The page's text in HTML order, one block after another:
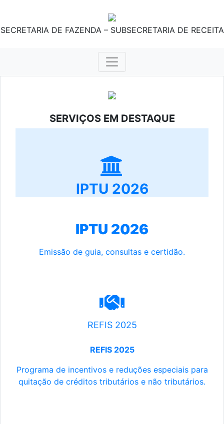
SECRETARIA DE FAZENDA – SUBSECRETARIA DE RECEITA
SERVIÇOS EM DESTAQUE
IPTU 2026
IPTU 2026
Emissão de guia, consultas e certidão.
REFIS 2025
REFIS 2025
Programa de incentivos e reduções especiais para
quitação de créditos tributários e não tributários.